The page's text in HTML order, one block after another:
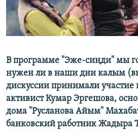
В программе "Эже-сиңди" мы
нужен ли в наши дни калым
дискуссии принимали
активист Кумар Эргешова,
дома "Русланова Айым"
банковский работник Жадыра